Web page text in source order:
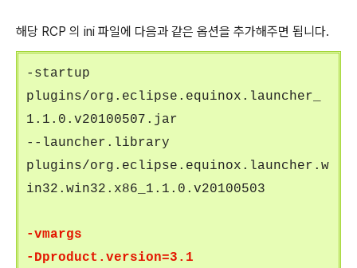
해당 RCP 의 ini 파일에 다음과 같은 옵션을 추가해주면 됩니다.
-startup
plugins/org.eclipse.equinox.launcher_
1.1.0.v20100507.jar
--launcher.library
plugins/org.eclipse.equinox.launcher.w
in32.win32.x86_1.1.0.v20100503
-vmargs
-Dproduct.version=3.1